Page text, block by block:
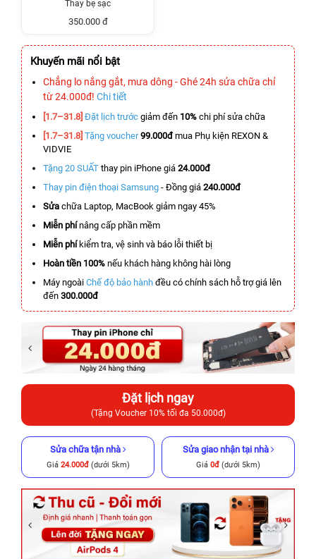
Thay bẹ sạc
350.000 đ
Khuyến mãi nổi bật
Chẳng lo nắng gắt, mưa dông - Ghé 24h sửa chữa chỉ
từ 24.000đ! Chi tiết
[1.7–31.8] Đặt lịch trước giảm đến 10% chi phí sửa chữa
[1.7–31.8] Tặng voucher 99.000đmua Phụ kiện REXON &
VIDVIE
Tặng 20 SUẤT thay pin iPhone giá 24.000đ
Thay pin điện thoại Samsung - Đồng giá 240.000đ
Sửa chữa Laptop, MacBook giảm ngay 45%
Miễn phínâng cấp phần mềm
Miễn phíkiểm tra, vệ sinh và báo lỗi thiết bị
Hoàn tiền 100% nếu khách hàng không hài lòng
Máy ngoài Chế độ bảo hành đều có chính sách hỗ trợ giá lên
đến 300.000đ
Đặt lịch ngay
(Tặng Voucher 10% tối đa 50.000đ)
Sửa chữa tận nhà
Giá 24.000đ(dưới 5km)
Sửa giao nhận tại nhà
Giá 0đ (dưới 5km)